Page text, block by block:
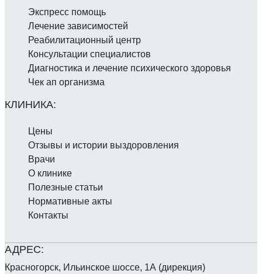
Красногорск, Ильинское шоссе, 1А (дирекция)
Экспресс помощь
Лечение зависимостей
Реабилитаци­онный центр
Консультации специалистов
Диагностика и лечение психического здоровья
Чек ап организма
Цены
Отзывы и истории выздоровления
Врачи
О клинике
Полезные статьи
Нормативные акты
Контакты